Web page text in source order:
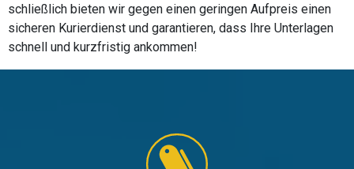
schließlich bieten wir gegen einen geringen Aufpreis einen
sicheren Kurierdienst und garantieren, dass Ihre Unterlagen
schnell und kurzfristig ankommen!